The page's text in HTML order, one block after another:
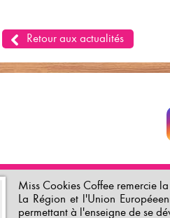
Retour aux actualités
Miss Cookies Coffee remercie
La Région et l'Union
permettant à l'enseigne de se